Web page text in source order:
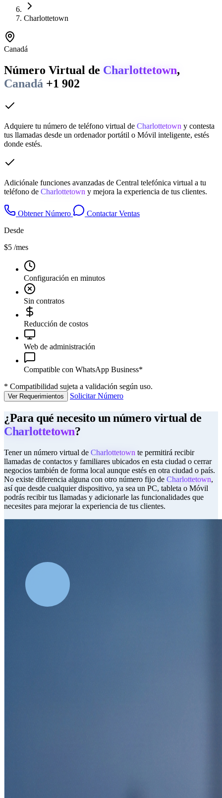
Charlottetown
Canadá
Número Virtual de Charlottetown,
Canadá +1 902
Adquiere tu número de teléfono virtual de Charlottetown y contesta
tus llamadas desde un ordenador portátil o Móvil inteligente, estés
donde estés.
Adiciónale funciones avanzadas de Central telefónica virtual a tu
teléfono de Charlottetown y mejora la experiencia de tus clientes.
Obtener Número
Contactar Ventas
Desde
$5 /mes
Configuración en minutos
Sin contratos
Reducción de costos
Web de administración
Compatible con WhatsApp Business*
* Compatibilidad sujeta a validación según uso.
Ver Requerimientos Solicitar Número
¿Para qué necesito un número virtual de
Charlottetown?
Tener un número virtual de Charlottetown te permitirá recibir
llamadas de contactos y familiares ubicados en esta ciudad o cerrar
negocios también de forma local aunque estés en otra ciudad o país.
No existe diferencia alguna con otro número fijo de Charlottetown,
así que desde cualquier dispositivo, ya sea un PC, tableta o Móvil
podrás recibir tus llamadas y adicionarle las funcionalidades que
necesites para mejorar la experiencia de tus clientes.